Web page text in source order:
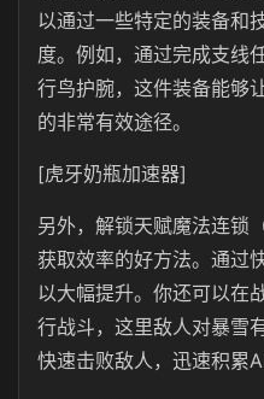
以通过一些特定的装备和
度。例如，通过完成支线
行鸟护腕，这件装备能够
的非常有效途径。
[虎牙奶瓶加速器]
另外，解锁天赋魔法连锁
获取效率的好方法。通过
以大幅提升。你还可以在
行战斗，这里敌人对暴雪
快速击败敌人，迅速积累